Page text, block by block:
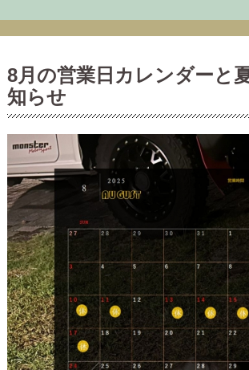
8月の営業日カレンダーと
知らせ